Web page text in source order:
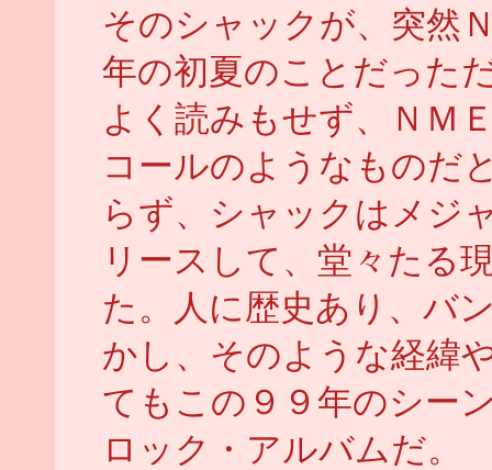
そのシャックが、突然
年の初夏のことだった
よく読みもせず、ＮＭ
コールのようなものだ
らず、シャックはメジ
リースして、堂々たる
た。人に歴史あり、バ
かし、そのような経緯
てもこの９９年のシー
ロック・アルバムだ。